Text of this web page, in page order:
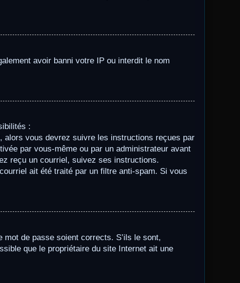
avoir banni votre IP ou interdit le nom
:
alors vous devrez suivre les instructions reçues par
par vous-même ou par un administrateur avant
reçu un courriel, suivez ses instructions.
ait été traité par un filtre anti-spam. Si vous
de passe soient corrects. S’ils le sont,
que le propriétaire du site Internet ait une